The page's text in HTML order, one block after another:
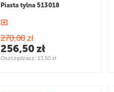
Piasta tylna 513018
270,00 zł
256,50zł
Oszczędzasz: 13,50 zł